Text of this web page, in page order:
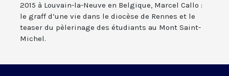
2015 à Louvain-la-Neuve en Belgique, Marcel Callo :
le graff d’une vie dans le diocèse de Rennes et le
teaser du pèlerinage des étudiants au Mont Saint-
Michel.